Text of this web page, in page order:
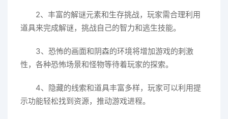
2、丰富的解谜元素和生存挑战，玩家需合理利用
道具来完成解谜，挑战自己的智力和逃生技能。
3、恐怖的画面和阴森的环境将增加游戏的刺激
性，各种恐怖场景和怪物等待着玩家的探索。
4、隐藏的线索和道具丰富多样，玩家可以利用提
示功能轻松找到资源，推动游戏进程。